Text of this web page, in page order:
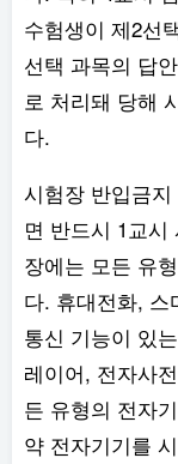
수험생이 제2선
선택 과목의 답
로 처리돼 당해
다.
시험장 반입금
면 반드시 1교
장에는 모든 유
다. 휴대전화, 스
통신 기능이 있
레이어, 전자사
든 유형의 전자
약 전자기기를